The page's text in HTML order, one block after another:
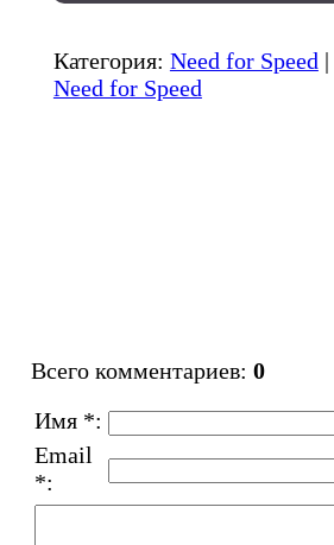
Категория: Need for Speed |
Need for Speed
Всего комментариев: 0
Имя *:
Email
*: